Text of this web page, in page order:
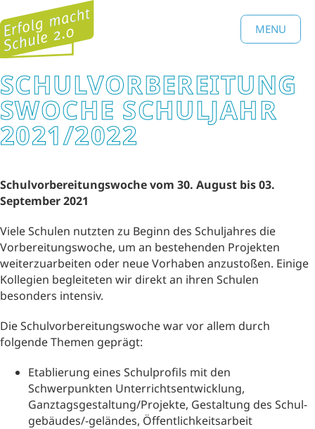
MENU
SCHULVORBEREITUNG
S­WOCHE SCHULJAHR
2021/2022
Schulvorbereitungswoche vom 30. August bis 03.
September 2021
Viele Schulen nutzten zu Beginn des Schuljahres die
Vorbereitungswoche, um an bestehenden Projekten
weiterzuarbeiten oder neue Vorhaben anzustoßen. Einige
Kollegien begleiteten wir direkt an ihren Schulen
besonders intensiv.
Die Schulvorbereitungswoche war vor allem durch
folgende Themen geprägt:
Etablierung eines Schulprofils mit den
Schwerpunkten Unterrichtsentwicklung,
Ganztagsgestaltung/Projekte, Gestaltung des Schul-
gebäudes/-geländes, Öffentlichkeitsarbeit